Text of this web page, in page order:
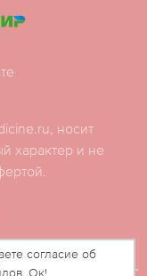
носит
характер и не
согласие об
Ок!